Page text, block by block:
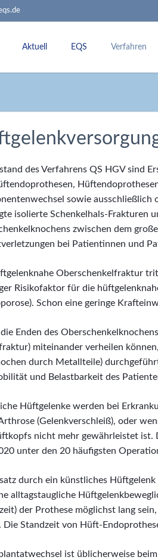
Aktuell EQS
Aufgaben + Ziele
Verfahren
des Verfahrens QS HGV sind
sowie ausschließlich
isolierte Schenkelhals-Frakturen
zwischen dem
bei Patientinnen und
Oberschenkelfraktur
Risikofaktor für die
Schon eine geringe
Enden des
miteinander verheilen
durch Metallteile)
und Belastbarkeit des
Hüftgelenke werden bei
(Gelenkverschleiß), oder
nicht mehr gewährleistet ist.
unter den 20 häufigsten
durch ein künstliches
alltagstaugliche
der Prothese möglichst lang
Die Standzeit von Hüft-
ist üblicherweise